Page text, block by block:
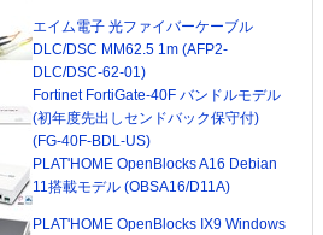
エイム電子 光ファイバーケーブル
DLC/DSC MM62.5 1m (AFP2-
DLC/DSC-62-01)
Fortinet FortiGate-40F バンドルモデル
(初年度先出しセンドバック保守付)
(FG-40F-BDL-US)
PLAT'HOME OpenBlocks A16 Debian
11搭載モデル (OBSA16/D11A)
PLAT'HOME OpenBlocks IX9 Windows